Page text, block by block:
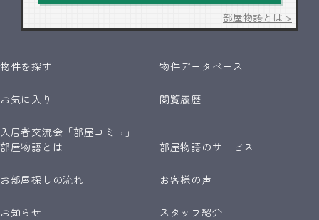
部屋物語とは >
物件を探す 物件データベース
お気に入り 閲覧履歴
入居者交流会「部屋コミュ」
部屋物語とは
部屋物語のサービス
お部屋探しの流れ お客様の声
お知らせ スタッフ紹介